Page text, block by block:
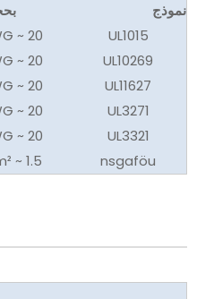
نموذج
UL1015
20 ~ 2/0AWG
UL10269
20 ~ 2/0AWG
UL11627
20 ~ 2/0AWG
UL3271
20 ~ 2/0AWG
UL3321
20 ~ 2/0AWG
nsgaföu
1.5 ~ 120mm²